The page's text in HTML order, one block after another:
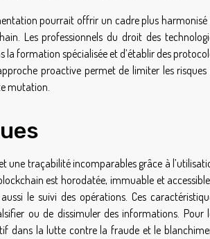
pourrait offrir un cadre plus harmonisé
Les professionnels du droit des
la formation spécialisée et d’établir des
proactive permet de limiter les risques
mutation.
traçabilité incomparables grâce à
est horodatée, immuable et
le suivi des opérations. Ces
ou de dissimuler des informations. Pour
dans la lutte contre la fraude et le